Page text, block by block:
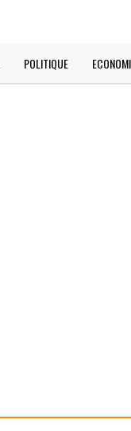
POLITIQUE